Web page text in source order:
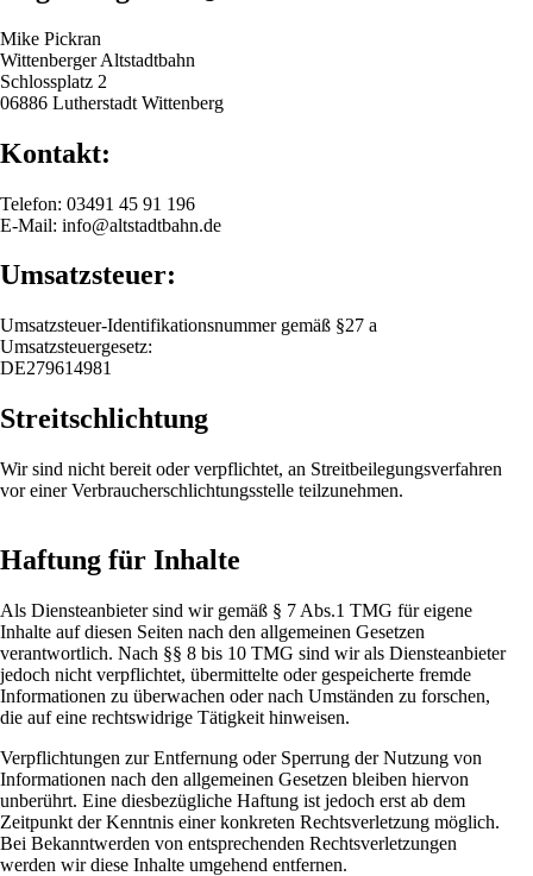
Mike Pickran
Wittenberger Altstadtbahn
Schlossplatz 2
06886 Lutherstadt Wittenberg
Kontakt:
Telefon: 03491 45 91 196
E-Mail: info@altstadtbahn.de
Umsatzsteuer:
Umsatzsteuer-Identifikationsnummer gemäß §27 a
Umsatzsteuergesetz:
DE279614981
Streitschlichtung
Wir sind nicht bereit oder verpflichtet, an Streitbeilegungsverfahren
vor einer Verbraucherschlichtungsstelle teilzunehmen.
Haftung für Inhalte
Als Diensteanbieter sind wir gemäß § 7 Abs.1 TMG für eigene
Inhalte auf diesen Seiten nach den allgemeinen Gesetzen
verantwortlich. Nach §§ 8 bis 10 TMG sind wir als Diensteanbieter
jedoch nicht verpflichtet, übermittelte oder gespeicherte fremde
Informationen zu überwachen oder nach Umständen zu forschen,
die auf eine rechtswidrige Tätigkeit hinweisen.
Verpflichtungen zur Entfernung oder Sperrung der Nutzung von
Informationen nach den allgemeinen Gesetzen bleiben hiervon
unberührt. Eine diesbezügliche Haftung ist jedoch erst ab dem
Zeitpunkt der Kenntnis einer konkreten Rechtsverletzung möglich.
Bei Bekanntwerden von entsprechenden Rechtsverletzungen
werden wir diese Inhalte umgehend entfernen.